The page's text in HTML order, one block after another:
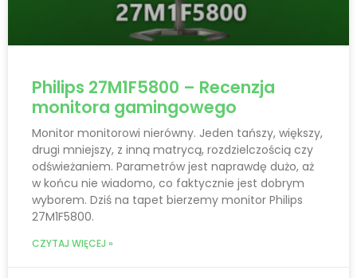
Philips 27M1F5800 – Recenzja
monitora gamingowego
Monitor monitorowi nierówny. Jeden tańszy, większy,
drugi mniejszy, z inną matrycą, rozdzielczością czy
odświeżaniem. Parametrów jest naprawdę dużo, aż
w końcu nie wiadomo, co faktycznie jest dobrym
wyborem. Dziś na tapet bierzemy monitor Philips
27M1F5800.
CZYTAJ WIĘCEJ »